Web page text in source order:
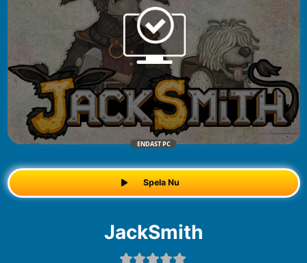
ENDAST PC
Spela Nu
JackSmith